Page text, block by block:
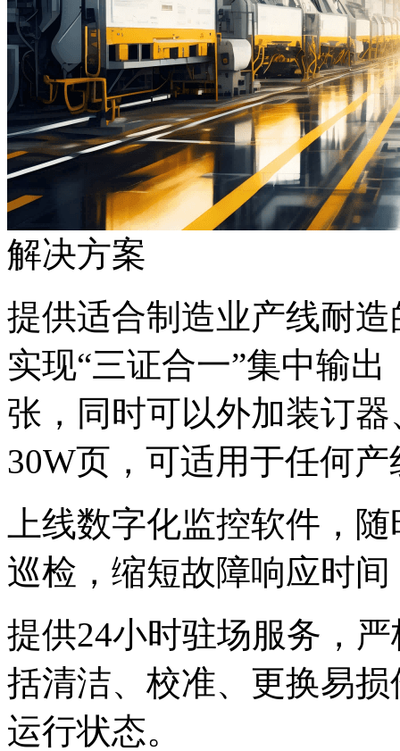
解决方案
提供适合制造业产线耐造
实现“三证合一”集中输出
张，同时可以外加装订器
30W页，可适用于任何
上线数字化监控软件，
巡检，缩短故障响应时
提供24小时驻场服务，
括清洁、校准、更换
运行状态。